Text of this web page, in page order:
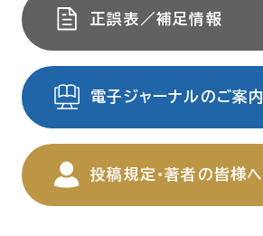
正誤表／補足情報
電子ジャーナルのご案内
投稿規定・著者の皆様へ